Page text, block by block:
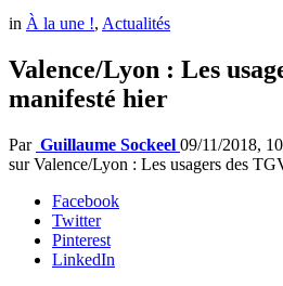
in À la une !, Actualités
Valence/Lyon : Les
manifesté hier
Par Guillaume Sockeel 09/11/2018,
sur Valence/Lyon : Les usagers des
Facebook
Twitter
Pinterest
LinkedIn